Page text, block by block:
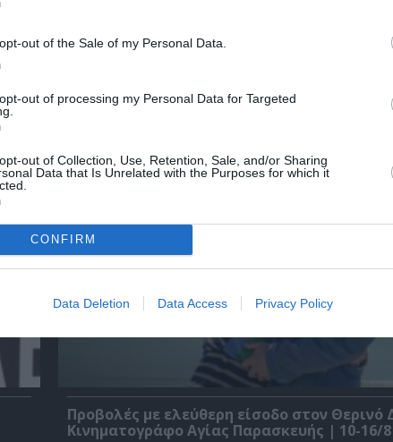
out of the Sale of my Personal Data.
out of processing my Personal Data for Targeted
out of Collection, Use, Retention, Sale, and/or Sharing
Data that Is Unrelated with the Purposes for which it
CONFIRM
Data Deletion Data Access Privacy Policy
Άρθρα
Προβολές με ελεύθερη είσοδο στον Θερινό
Κινηματογράφο Αγίας Παρασκευής | 10-16/8